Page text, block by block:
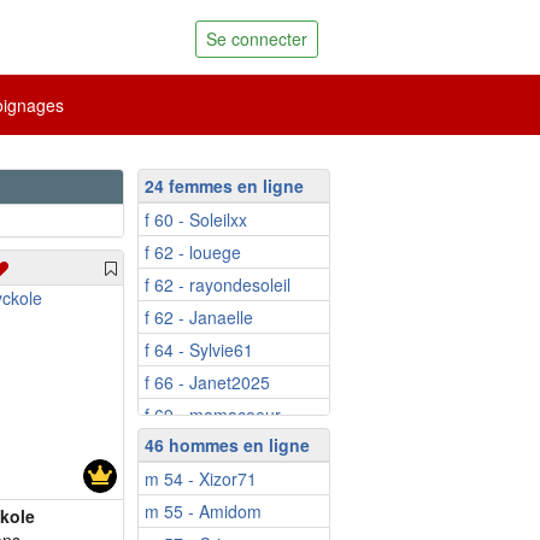
Se connecter
24 femmes en ligne
f 60 - Soleilxx
f 62 - louege
f 62 - rayondesoleil
f 62 - Janaelle
f 64 - Sylvie61
f 66 - Janet2025
f 69 - mamacoeur
f 69 - carsey
f 71 - Popoline
f 80 - Mimiela
46 hommes en ligne
m 54 - Xizor71
m 55 - Amidom